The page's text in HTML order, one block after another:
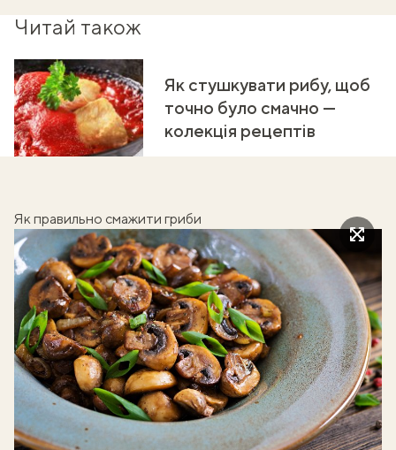
Читай також
Як стушкувати рибу, щоб
точно було смачно —
колекція рецептів
Як правильно смажити гриби